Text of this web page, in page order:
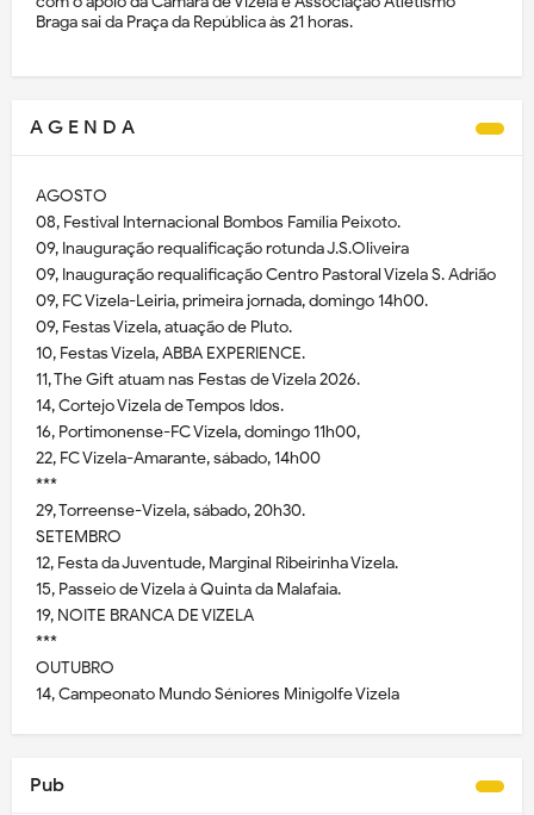
Braga sai da Praça da República às 21 horas.
A G E N D A
AGOSTO
08, Festival Internacional Bombos Família Peixoto.
09, Inauguração requalificação rotunda J.S.Oliveira
09, Inauguração requalificação Centro Pastoral Vizela S. Adrião
09, FC Vizela-Leiria, primeira jornada, domingo 14h00.
09, Festas Vizela, atuação de Pluto.
10, Festas Vizela, ABBA EXPERIENCE.
11, The Gift atuam nas Festas de Vizela 2026.
14, Cortejo Vizela de Tempos Idos.
16, Portimonense-FC Vizela, domingo 11h00,
22, FC Vizela-Amarante, sábado, 14h00
***
29, Torreense-Vizela, sábado, 20h30.
SETEMBRO
12, Festa da Juventude, Marginal Ribeirinha Vizela.
15, Passeio de Vizela à Quinta da Malafaia.
19, NOITE BRANCA DE VIZELA
***
OUTUBRO
14, Campeonato Mundo Séniores Minigolfe Vizela
Pub